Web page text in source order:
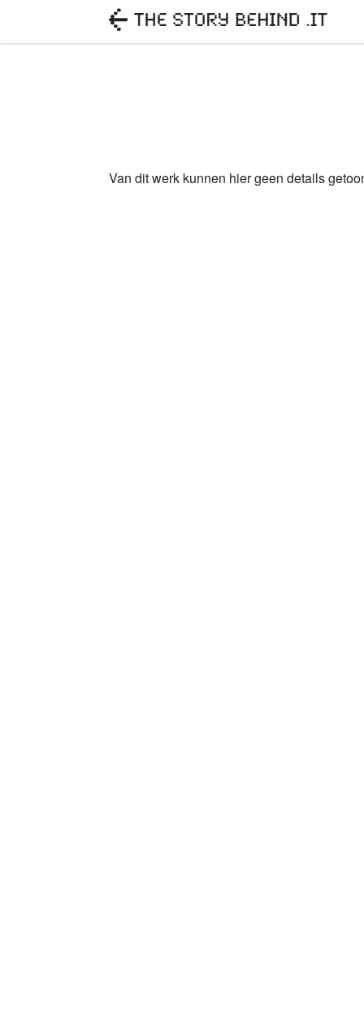
Van dit werk kunnen hier geen details